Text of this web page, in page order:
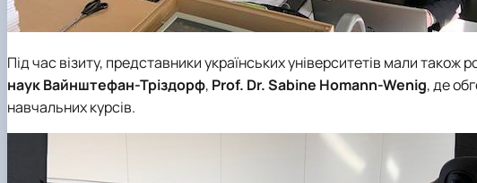
Під час візиту, представники українських університетів мали також
наук Вайнштефан-Тріздорф, Prof. Dr. Sabine Homann-Wenig, де
навчальних курсів.